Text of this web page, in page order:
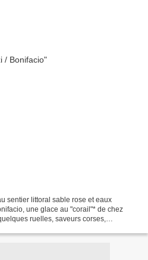
sentier littoral sable rose et eaux
une glace au "corail"* de chez
ruelles, saveurs corses,